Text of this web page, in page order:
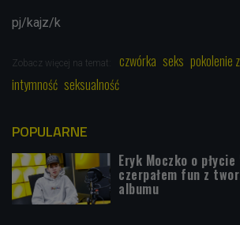
pj/kajz/k
Zobacz więcej na temat: czwórka seks pokolenie z
intymność seksualność
POPULARNE
Eryk Moczko o płycie
czerpałem fun z
albumu